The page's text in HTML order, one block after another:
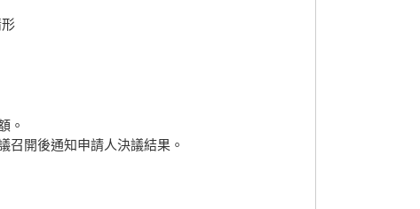
。
召開後通知申請人決議結果。